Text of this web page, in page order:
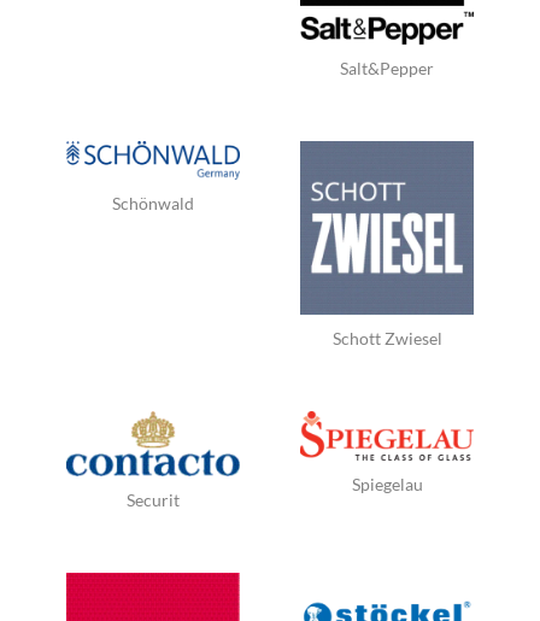
Salt&Pepper
Schönwald
Schott Zwiesel
Securit
Spiegelau